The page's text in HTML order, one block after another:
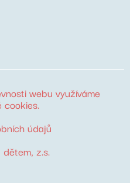
webu využíváme
cookies.
údajů
, z.s.